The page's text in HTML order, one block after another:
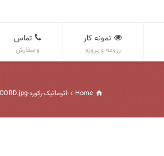
نمونه کار
رزومه و پروژه
تماس
و سفارش
Home -اتوماتیک-رکورد-RECORD.jpg